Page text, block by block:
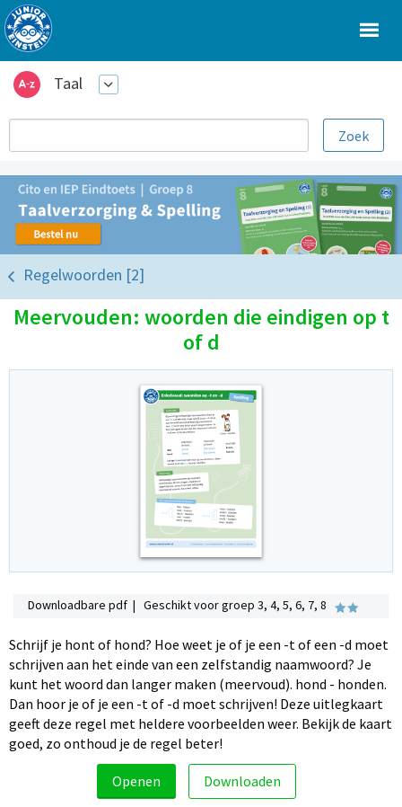
Taal
Regelwoorden [2]
Meervouden: woorden die eindigen op t
of d
Downloadbare pdf | Geschikt voor groep 3, 4, 5, 6, 7, 8
Schrijf je hont of hond? Hoe weet je of je een -t of een -d moet
schrijven aan het einde van een zelfstandig naamwoord? Je
kunt het woord dan langer maken (meervoud). hond - honden.
Dan hoor je of je een -t of -d moet schrijven! Deze uitlegkaart
geeft deze regel met heldere voorbeelden weer. Bekijk de kaart
goed, zo onthoud je de regel beter!
Openen Downloaden